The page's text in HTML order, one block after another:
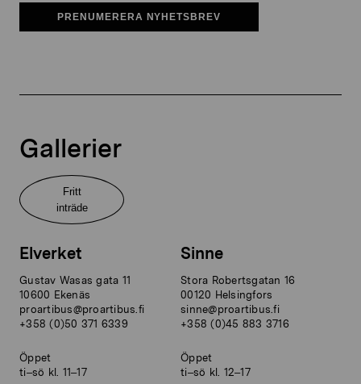
PRENUMERERA NYHETSBREV
Gallerier
Fritt
inträde
Elverket
Gustav Wasas gata 11
10600 Ekenäs
proartibus@proartibus.fi
+358 (0)50 371 6339
Öppet
ti–sö kl. 11–17
Sinne
Stora Robertsgatan 16
00120 Helsingfors
sinne@proartibus.fi
+358 (0)45 883 3716
Öppet
ti–sö kl. 12–17